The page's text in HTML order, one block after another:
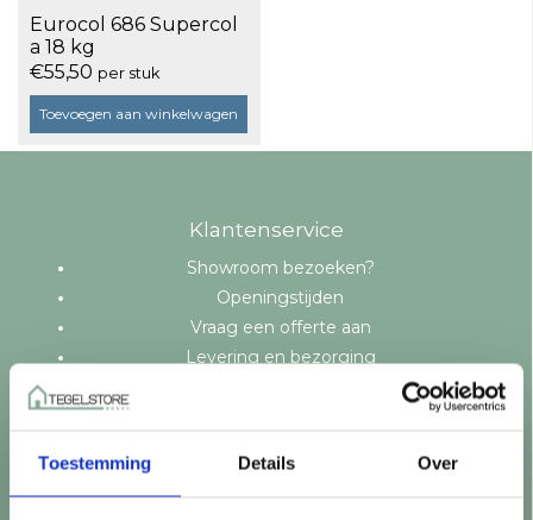
Toestemming Details Over
Eurocol 686 Supercol
a 18 kg
€55,50 per stuk
Toevoegen aan winkelwagen
Klantenservice
Showroom bezoeken?
Openingstijden
Vraag een offerte aan
Levering en bezorging
Snijverlies